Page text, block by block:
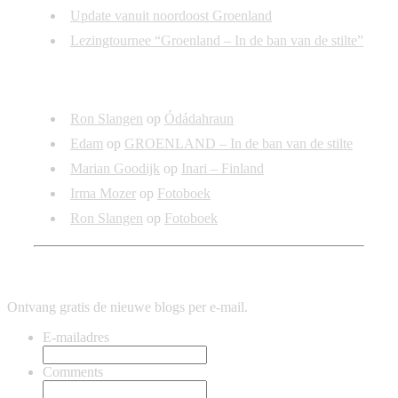
Update vanuit noordoost Groenland
Lezingtournee “Groenland – In de ban van de stilte”
Ron Slangen op Ódádahraun
Edam op GROENLAND – In de ban van de stilte
Marian Goodijk op Inari – Finland
Irma Mozer op Fotoboek
Ron Slangen op Fotoboek
Ontvang gratis de nieuwe blogs per e-mail.
E-mailadres
Comments